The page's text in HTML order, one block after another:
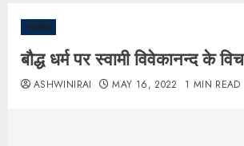
आलेख
बौद्ध धर्म पर स्वामी विवेकानन्द के
ASHWINIRAI MAY 16, 2022 1 MIN READ